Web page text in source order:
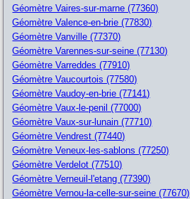
Géomètre Vaires-sur-marne (77360)
Géomètre Valence-en-brie (77830)
Géomètre Vanville (77370)
Géomètre Varennes-sur-seine (77130)
Géomètre Varreddes (77910)
Géomètre Vaucourtois (77580)
Géomètre Vaudoy-en-brie (77141)
Géomètre Vaux-le-penil (77000)
Géomètre Vaux-sur-lunain (77710)
Géomètre Vendrest (77440)
Géomètre Veneux-les-sablons (77250)
Géomètre Verdelot (77510)
Géomètre Verneuil-l'etang (77390)
Géomètre Vernou-la-celle-sur-seine (77670)